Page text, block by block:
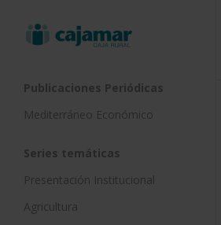
Publicaciones Periódicas
Mediterráneo Económico
Series temáticas
Presentación Institucional
Agricultura